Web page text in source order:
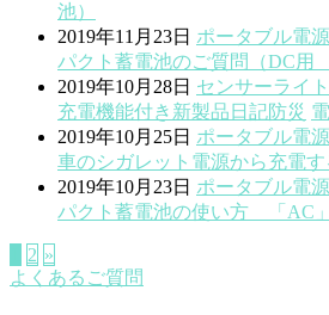
池）
2019年11月23日 ポータブル電
パクト蓄電池のご質問（DC用
2019年10月28日 センサーライト
充電機能付き 新製品 日記防災
2019年10月25日 ポータブル電
車のシガレット電源から充電す
2019年10月23日 ポータブル電
パクト蓄電池の使い方 「AC
2 »
よくあるご質問